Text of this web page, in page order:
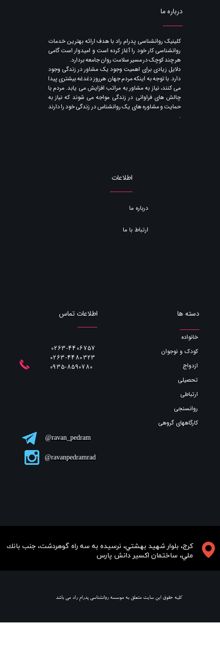
​​​كرج، بلوار شهيد بهشتي، نرسيده به سه راه گوهردشت، جنب بانك
ملي، ساختمان اكسير دانش پارس
درباره ما
​کلینیک روانشناسی پدرام راد با هدف ارائه بهترین خدمات
روانشناسی کار خود را آغاز کرده است و امیدوار است گامی
هر چند کوچک در مسیر سلامت روان جامعه بردارد.
دلایل زیادی برای اهمیت وجود یک مشاور در زندگی وجود
دارد. با توجه به اینکه مردم جهان هرروز دغدغه بیشتری پیدا
می کنند​​​​​​​، نیاز به مشاور به مراتب افزایش می یابد. مردم با
چالش های فراوانی در زندگی مواجه می شوند که نیاز به
حمایت و مشاوره های یک روانشناس در زندگی خود را دارند​​​​​​​
.
خانواده
کودک و نوجوان
ازدواج
تحصیلی
ارتباطی
روانسنجی
کارگاههای گروهی
دسته ها
اطلاعات
اطلاعات تماس
0263-4406757
0263-4480323
ravan_pedram@
ravanpedramrad@
​ كليه حقوق اين سايت متعلق به موسسه روانشناسي پدرام راد مي باشد
درباره ما
ارتباط با ما